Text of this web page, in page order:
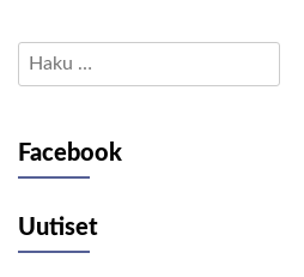
Haku:
Facebook
Uutiset